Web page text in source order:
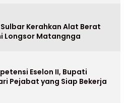
Kerahkan Alat Berat
Longsor Matangnga
Eselon II, Bupati
Pejabat yang Siap Bekerja